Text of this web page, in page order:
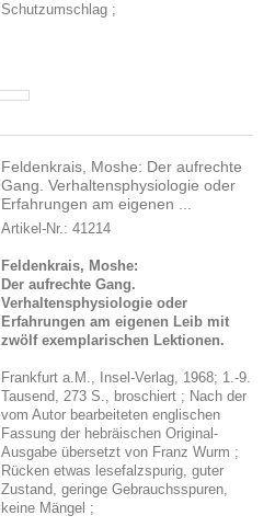
Schutzumschlag ;
Feldenkrais, Moshe: Der aufrechte
Gang. Verhaltensphysiologie oder
Erfahrungen am eigenen ...
Artikel-Nr.: 41214
Feldenkrais, Moshe:
Der aufrechte Gang.
Verhaltensphysiologie oder
Erfahrungen am eigenen Leib mit
zwölf exemplarischen Lektionen.
Frankfurt a.M., Insel-Verlag, 1968; 1.-9.
Tausend, 273 S., broschiert ; Nach der
vom Autor bearbeiteten englischen
Fassung der hebräischen Original-
Ausgabe übersetzt von Franz Wurm ;
Rücken etwas lesefalzspurig, guter
Zustand, geringe Gebrauchsspuren,
keine Mängel ;